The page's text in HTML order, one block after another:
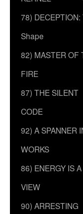
78)
Shape
82) MASTER OF
FIRE
87) THE SILENT
CODE
92) A SPANNER
WORKS
86) ENERGY IS
VIEW
90) ARRESTING